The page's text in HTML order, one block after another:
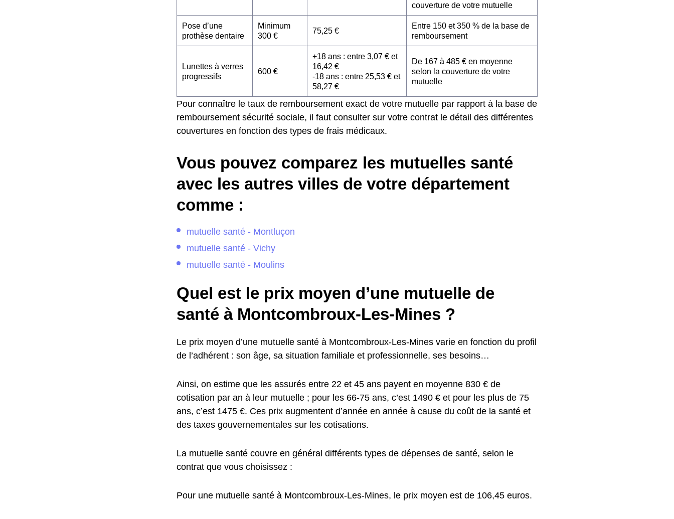
couverture de votre mutuelle
Pose d’une
prothèse dentaire
Minimum
300 €
75,25 €
Entre 150 et 350 % de la base de
remboursement
Lunettes à verres
progressifs
600 €
+18 ans : entre 3,07 € et
16,42 €
-18 ans : entre 25,53 € et
58,27 €
De 167 à 485 € en moyenne
selon la couverture de votre
mutuelle
Pour connaître le taux de remboursement exact de votre mutuelle par rapport à la base de
remboursement sécurité sociale, il faut consulter sur votre contrat le détail des différentes
couvertures en fonction des types de frais médicaux.
Vous pouvez comparez les mutuelles santé
avec les autres villes de votre département
comme :
mutuelle santé - Montluçon
mutuelle santé - Vichy
mutuelle santé - Moulins
Quel est le prix moyen d’une mutuelle de
santé à Montcombroux-Les-Mines ?
Le prix moyen d’une mutuelle santé à Montcombroux-Les-Mines varie en fonction du profil
de l’adhérent : son âge, sa situation familiale et professionnelle, ses besoins…
Ainsi, on estime que les assurés entre 22 et 45 ans payent en moyenne 830 € de
cotisation par an à leur mutuelle ; pour les 66-75 ans, c’est 1490 € et pour les plus de 75
ans, c’est 1475 €. Ces prix augmentent d’année en année à cause du coût de la santé et
des taxes gouvernementales sur les cotisations.
La mutuelle santé couvre en général différents types de dépenses de santé, selon le
contrat que vous choisissez :
Pour une mutuelle santé à Montcombroux-Les-Mines, le prix moyen est de 106,45 euros.